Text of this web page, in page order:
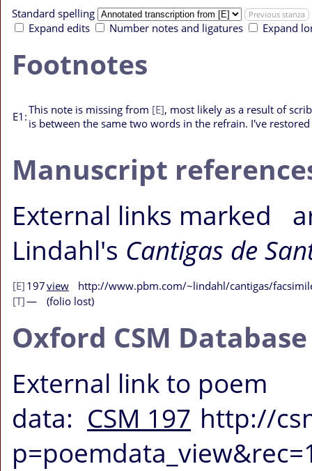
Standard spelling Previous stanza
Expand edits Number notes and ligatures Expand
Footnotes
E1:This note is missing from [E], most likely as a result of
is between the same two words in the refrain. I've
Manuscript
External links marked
Lindahl's Cantigas de
[E] 197view
http://www.pbm.com/~lindahl/cantigas/
[T]— (folio lost)
Oxford CSM
External link to poem
data: CSM 197 http://